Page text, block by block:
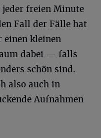
freien Minute
Fall der Fälle hat
einen kleinen
dabei — falls
schön sind.
also auch in
Aufnahmen